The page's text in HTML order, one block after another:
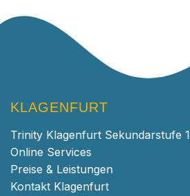
KLAGENFURT
Trinity Klagenfurt Sekundarstufe 1
Online Services
Preise & Leistungen
Kontakt Klagenfurt